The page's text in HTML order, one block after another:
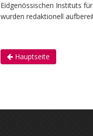
Eidgenössischen Instituts
wurden redaktionell
Hauptseite